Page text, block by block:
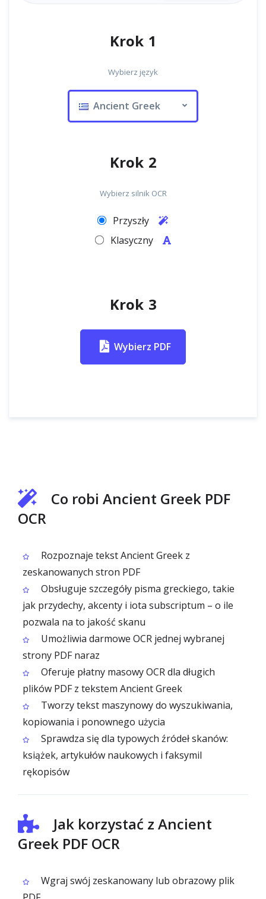
Krok 1
Wybierz język
Ancient Greek
Krok 2
Wybierz silnik OCR
Przyszły
Klasyczny
Krok 3
Wybierz PDF
Co robi Ancient Greek PDF
OCR
Rozpoznaje tekst Ancient Greek z
zeskanowanych stron PDF
Obsługuje szczegóły pisma greckiego, takie
jak przydechy, akcenty i iota subscriptum – o ile
pozwala na to jakość skanu
Umożliwia darmowe OCR jednej wybranej
strony PDF naraz
Oferuje płatny masowy OCR dla długich
plików PDF z tekstem Ancient Greek
Tworzy tekst maszynowy do wyszukiwania,
kopiowania i ponownego użycia
Sprawdza się dla typowych źródeł skanów:
książek, artykułów naukowych i faksymil
rękopisów
Jak korzystać z Ancient
Greek PDF OCR
Wgraj swój zeskanowany lub obrazowy plik